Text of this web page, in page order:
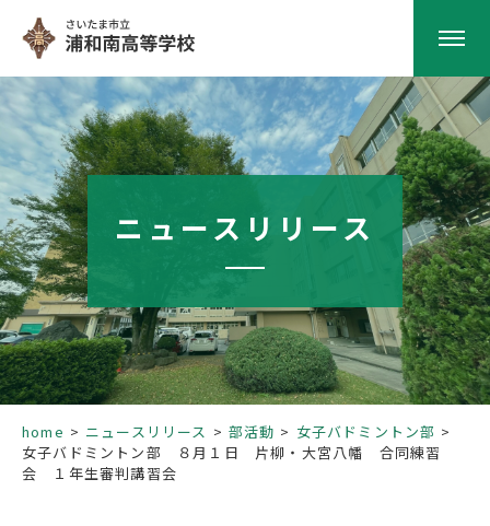
HOME
学校紹介
南高の教育
学校生活
部活動
進路指導
ニュースリリース
home ニュースリリース 部活動
女子バドミントン部
女子バドミントン部 ８月１日 片柳・大宮八幡 合同練習
会 １年生審判講習会